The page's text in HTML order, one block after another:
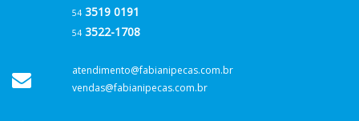
543519 0191
543522-1708
atendimento@fabianipecas.com.br
vendas@fabianipecas.com.br